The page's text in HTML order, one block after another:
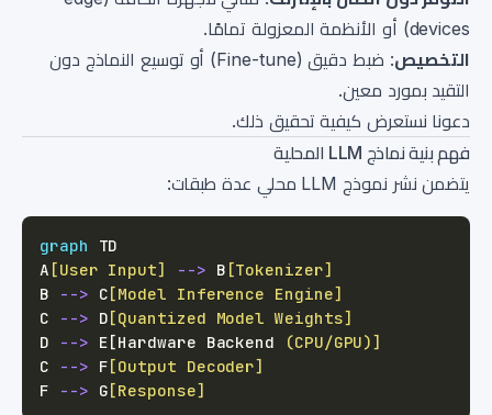
devices) أو الأنظمة المعزولة تمامًا.
التخصيص
: ضبط دقيق (Fine-tune) أو توسيع النماذج دون
التقيد بمورد معين.
دعونا نستعرض كيفية تحقيق ذلك.
فهم بنية نماذج LLM المحلية
يتضمن نشر نموذج LLM محلي عدة طبقات:
graph
A [User Input] --> B [Tokenizer]
B
--> C [Model Inference Engine]
C
--> D [Quantized Model Weights]
D
--> E[Hardware Backend
(CPU/GPU)]
C
--> F [Output Decoder]
F
--> G [Response]